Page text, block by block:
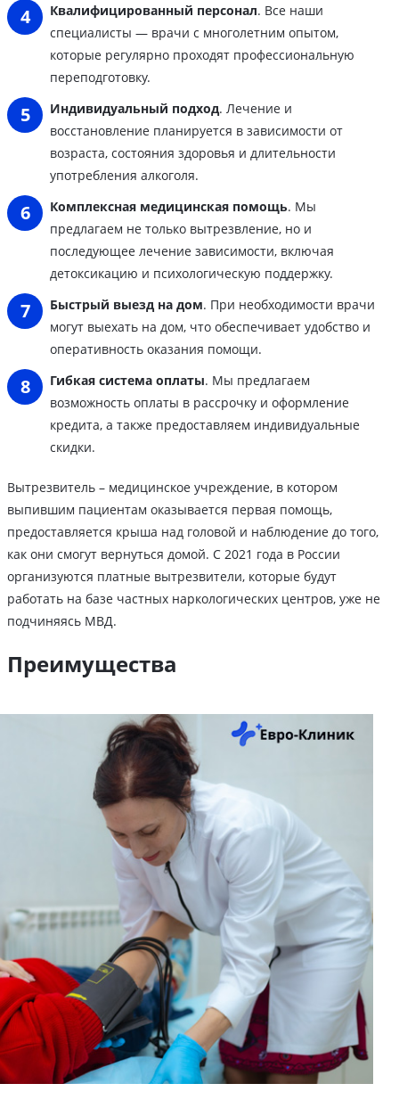
Квалифицированный персонал. Все наши
специалисты — врачи с многолетним опытом,
которые регулярно проходят профессиональную
переподготовку.
Индивидуальный подход. Лечение и
восстановление планируется в зависимости от
возраста, состояния здоровья и длительности
употребления алкоголя.
Комплексная медицинская помощь. Мы
предлагаем не только вытрезвление, но и
последующее лечение зависимости, включая
детоксикацию и психологическую поддержку.
Быстрый выезд на дом. При необходимости врачи
могут выехать на дом, что обеспечивает удобство и
оперативность оказания помощи.
Гибкая система оплаты. Мы предлагаем
возможность оплаты в рассрочку и оформление
кредита, а также предоставляем индивидуальные
скидки.
Вытрезвитель – медицинское учреждение, в котором
выпившим пациентам оказывается первая помощь,
предоставляется крыша над головой и наблюдение до того,
как они смогут вернуться домой. С 2021 года в России
организуются платные вытрезвители, которые будут
работать на базе частных наркологических центров, уже не
подчиняясь МВД.
Преимущества